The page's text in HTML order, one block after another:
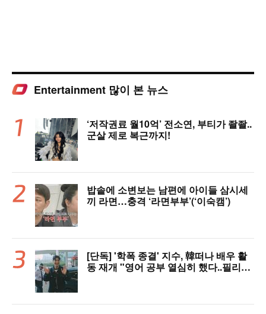
Entertainment 많이 본 뉴스
‘저작권료 월10억’ 전소연, 부티가 좔좔..
군살 제로 복근까지!
밥솥에 소변보는 남편에 아이들 삼시세
끼 라면…충격 ‘라면부부’(‘이숙캠’)
[단독] '학폭 종결' 지수, 韓떠나 배우 활
동 재개 "영어 공부 열심히 했다..필리핀